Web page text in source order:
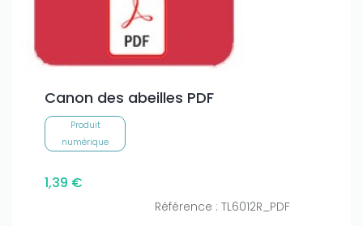
Canon des abeilles PDF
Produit
numérique
1,39 €
Référence : TL6012R_PDF